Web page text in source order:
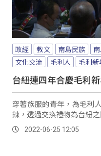
政經 教文 南島民族
文化交流
毛利人 毛利新
台紐連四年合慶毛利
穿著族服的青年，為毛利
鍊，透過交換禮物為台紐
2022-06-25 12:05